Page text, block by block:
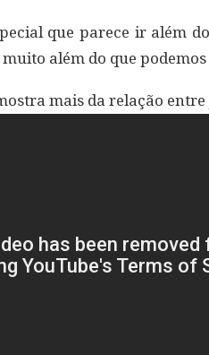
que parece ir além
além do que
mais da relação entre